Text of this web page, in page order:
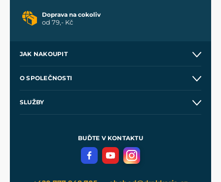
Doprava na cokoliv
od 79,- Kč
JAK NAKOUPIT
Velkoobchod
O SPOLEČNOSTI
SLUŽBY
Meče pro Kingdom Come
BUĎTE V KONTAKTU